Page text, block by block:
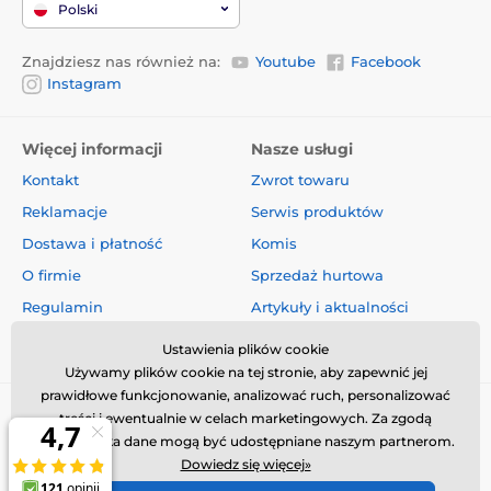
przez UE:
palmitynian askorbylu (1b304) oraz ekstrakt z
Wartość energetyczna:
3 860 kcal/kg
Dawkowanie:
Masa
Polski
Znajdziesz nas również na: Youtube
Facebook
Instagram
Więcej informacji
Kontakt
Reklamacje
Dostawa i płatność
O firmie
Regulamin
Nasze usługi
Zwrot towaru
Serwis produktów
Komis
Sprzedaż hurtowa
Artykuły i aktualności
Ustawienia plików cookie
Używamy plików cookie na tej stronie, aby zapewnić jej
prawidłowe funkcjonowanie, analizować ruch, personalizować
treści i ewentualnie w celach marketingowych. Za zgodą
użytkownika dane mogą być udostępniane naszym partnerom.
Dowiedz się więcej»